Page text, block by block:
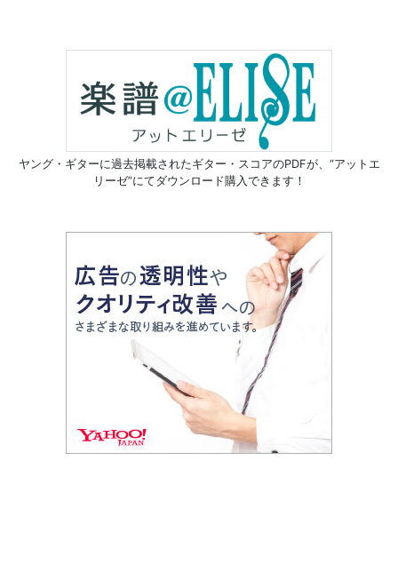
ヤング・ギターに過去掲載されたギター・スコアのPDFが、 “アットエ
リーゼ”にてダウンロード購入できます！